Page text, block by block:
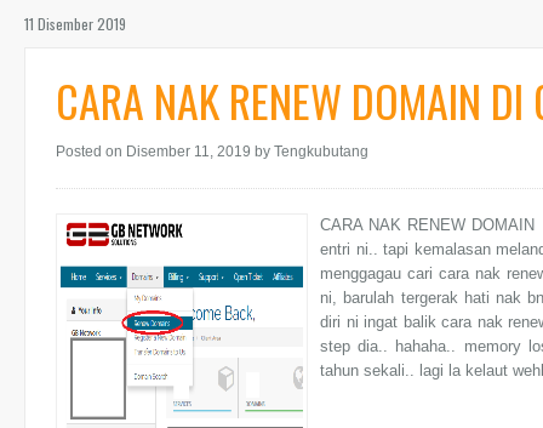
11 Disember 2019
CARA NAK RENEW DOMAIN DI
Posted on Disember 11, 2019 by Tengkubutang
CARA NAK RENEW
entri ni.. tapi kemalasan
menggagau cari cara nak
ni, barulah tergerak hati nak
diri ni ingat balik cara nak
step dia.. hahaha.. memory
tahun sekali.. lagi la kelaut